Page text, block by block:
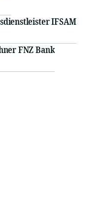
IFSAM
FNZ Bank